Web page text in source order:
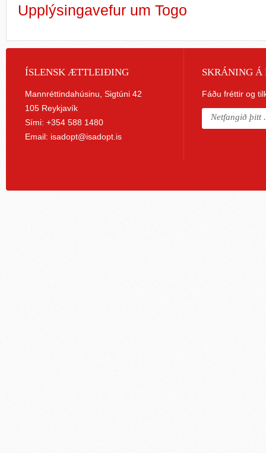
Upplýsingavefur um Togo
ÍSLENSK ÆTTLEIÐING
Mannréttindahúsinu, Sigtúni 42
105 Reykjavík
Sími: +354 588 1480
Email: isadopt@isadopt.is
SKRÁNING Á
Fáðu fréttir og